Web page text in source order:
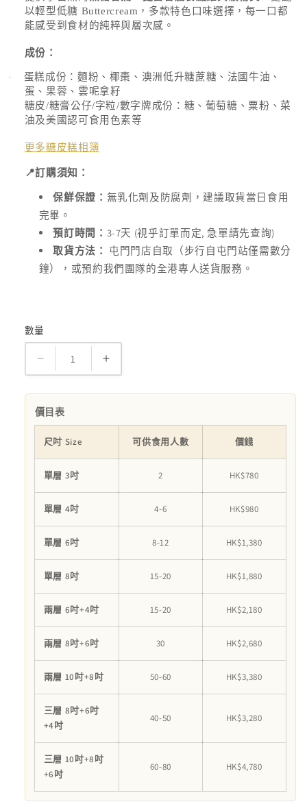
以輕型低糖 Buttercream ，多款特色口味選擇，每一口都
能感受到食材的純粹與層次感。
成份：
·
蛋糕成份：麵粉、椰棗、澳洲低升糖蔗糖、法國牛油、
蛋、果蓉、雲呢拿籽
糖皮/糖膏公仔/字粒/數字牌成份：糖、葡萄糖、粟粉、菜
油及美國認可食用色素等
更多糖皮糕相簿
📍訂購須知：
保鮮保證： 無乳化劑及防腐劑，建議取貨當日食用
完畢。
預訂時間： 3-7天 (視乎訂單而定,急單請先查詢)
取貨方法：
屯門門店自取（步行自屯門站僅需數分
鐘），或預約我們團隊的全港專人送貨服務。
數
數量
抱
抱
糖
皮
蛋
糕
數
量
少
抱
皮
糕
價目表
尺吋 Size 可供食用人數 價錢
單層 3吋 2 HK$780
單層 4吋 4-6 HK$980
單層 6吋 8-12 HK$1,380
單層 8吋 15-20 HK$1,880
兩層 6吋+4吋 15-20 HK$2,180
兩層 8吋+6吋 30 HK$2,680
兩層 10吋+8吋 50-60 HK$3,380
三層 8吋+6吋
+4吋
40-50 HK$3,280
三層 10吋+8吋
+6吋
60-80 HK$4,780